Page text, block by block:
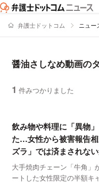
弁護士ドットコム ニュー
醤油さしなめ動画の
1 件みつかりました
飲み物や料理に「異物
た…女性から被害報告
ズラ」では済まされな
大手焼肉チェーン「牛角」
ートした女性限定の半額キ